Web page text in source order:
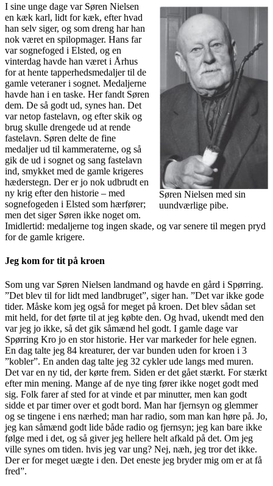
Søren Nielsen med sin
uundværlige pibe.
I sine unge dage var Søren Nielsen
en kæk karl, lidt for kæk, efter hvad
han selv siger, og som dreng har han
nok været en spilopmager. Hans far
var sognefoged i Elsted, og en
vinterdag havde han været i Århus
for at hente tapperhedsmedaljer til de
gamle veteraner i sognet. Medaljerne
havde han i en taske. Her fandt Søren
dem. De så godt ud, synes han. Det
var netop fastelavn, og efter skik og
brug skulle drengede ud at rende
fastelavn. Søren delte de fine
medaljer ud til kammeraterne, og så
gik de ud i sognet og sang fastelavn
ind, smykket med de gamle krigeres
hæderstegn. Der er jo nok udbrudt en
ny krig efter den historie – med
sognefogeden i Elsted som hærfører;
men det siger Søren ikke noget om.
Imidlertid: medaljerne tog ingen skade, og var senere til megen pryd
for de gamle krigere.
Jeg kom for tit på kroen
Som ung var Søren Nielsen landmand og havde en gård i Spørring.
”Det blev til for lidt med landbruget”, siger han. ”Det var ikke gode
tider. Måske kom jeg også for meget på kroen. Det blev sådan set
mit held, for det førte til at jeg købte den. Og hvad, ukendt med den
var jeg jo ikke, så det gik såmænd hel godt. I gamle dage var
Spørring Kro jo en stor historie. Her var markeder for hele egnen.
En dag talte jeg 84 kreaturer, der var bunden uden for kroen i 3
”kobler”. En anden dag talte jeg 32 cykler ude langs med muren.
Det var en ny tid, der kørte frem. Siden er det gået stærkt. For stærkt
efter min mening. Mange af de nye ting fører ikke noget godt med
sig. Folk farer af sted for at vinde et par minutter, men kan godt
sidde et par timer over et godt bord. Man har fjernsyn og glemmer
og se tingene i ens nærhed; man har radio, som man kan høre på. Jo,
jeg kan såmænd godt lide både radio og fjernsyn; jeg kan bare ikke
følge med i det, og så giver jeg hellere helt afkald på det. Om jeg
ville synes om tiden. hvis jeg var ung? Nej, næh, jeg tror det ikke.
Der er for meget uægte i den. Det eneste jeg bryder mig om er at få
fred”.